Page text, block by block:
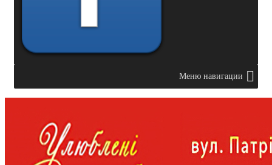
Меню навигации